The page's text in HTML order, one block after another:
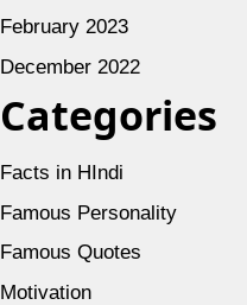
February 2023
December 2022
Categories
Facts in HIndi
Famous Personality
Famous Quotes
Motivation